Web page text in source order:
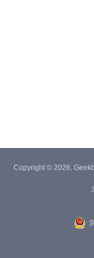
Copyright © 2026,